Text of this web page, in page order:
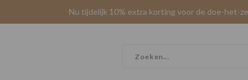
Nu tijdelijk 10% extra korting voor de doe-het-